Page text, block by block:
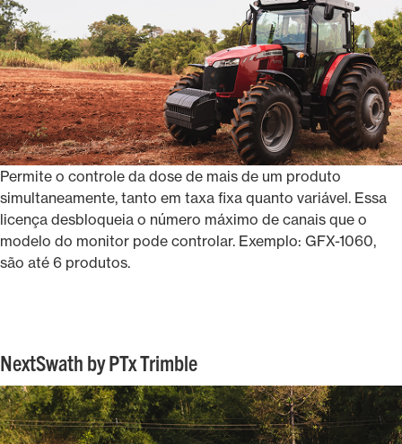
Permite o controle da dose de mais de um produto
simultaneamente, tanto em taxa fixa quanto variável. Essa
licença desbloqueia o número máximo de canais que o
modelo do monitor pode controlar. Exemplo: GFX-1060,
são até 6 produtos.
NextSwath by PTx Trimble